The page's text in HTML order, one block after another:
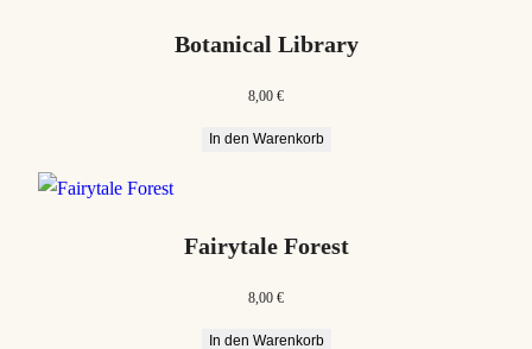
Botanical Library
8,00 €
In den Warenkorb
Fairytale Forest
8,00 €
In den Warenkorb